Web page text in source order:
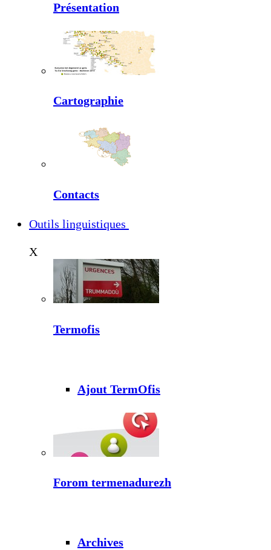
Présentation
Cartographie
Contacts
Outils linguistiques
X
Termofis
Ajout TermOfis
Forom termenadurezh
Archives